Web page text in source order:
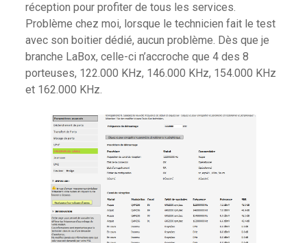
réception pour profiter de tous les services.
Problème chez moi, lorsque le technicien fait le test
avec son boitier dédié, aucun problème. Dès que je
branche LaBox, celle-ci n’accroche que 4 des 8
porteuses, 122.000 KHz, 146.000 KHz, 154.000 KHz
et 162.000 KHz.